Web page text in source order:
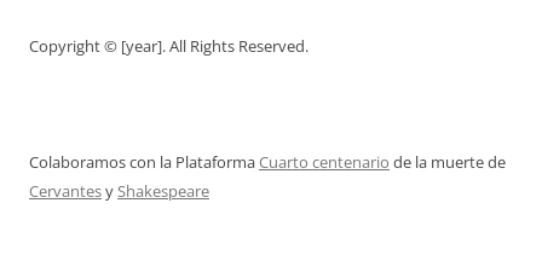
Copyright © [year]. All Rights Reserved.
Colaboramos con la PlataformaCuarto centenario de la muerte de
CervantesyShakespeare